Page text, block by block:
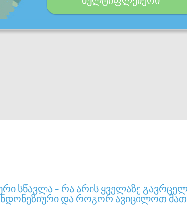
სწავლა - რა არის ყველაზე
და როგორ ავიცილოთ